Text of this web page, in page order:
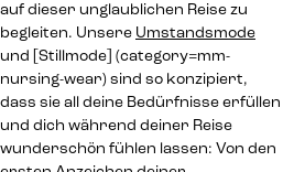
auf dieser unglaublichen Reise zu
begleiten. Unsere Umstandsmode
und [Stillmode] (category=mm-
nursing-wear) sind so konzipiert,
dass sie all deine Bedürfnisse erfüllen
und dich während deiner Reise
wunderschön fühlen lassen: Von den